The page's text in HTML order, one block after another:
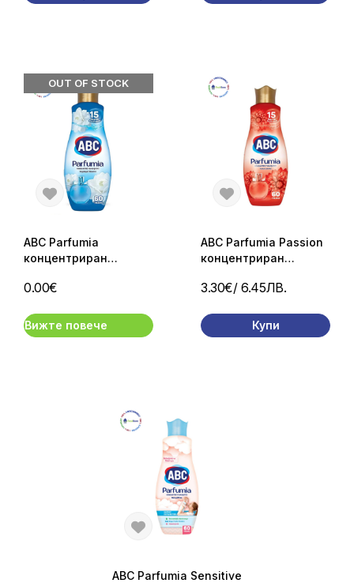
OUT OF STOCK
0.00€
ABC Parfumia
концентриран
жасмин – 1440 мл (60
Вижте повече
3.30€/ 6.45ЛВ.
ABC Parfumia Passion
концентриран
далия – 1440 мл (60
Купи
ABC Parfumia Sensitive